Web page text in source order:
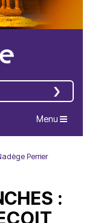
Navigation
Menu
Perrier
: